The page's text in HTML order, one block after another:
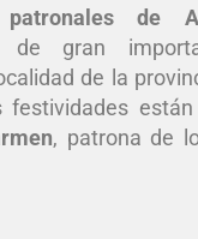
de
de gran
de la
festividades
, patrona de